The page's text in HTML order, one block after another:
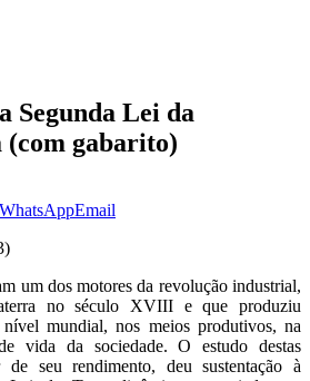
Segunda Lei da
gabarito)
WhatsAppEmail
um dos motores da revolução industrial,
no século XVIII e que produziu
mundial, nos meios produtivos, na
vida da sociedade. O estudo destas
de seu rendimento, deu sustentação à